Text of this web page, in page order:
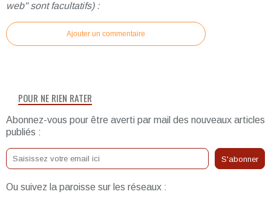
web" sont facultatifs) :
Ajouter un commentaire
POUR NE RIEN RATER
Abonnez-vous pour être averti par mail des nouveaux articles
publiés :
Ou suivez la paroisse sur les réseaux :